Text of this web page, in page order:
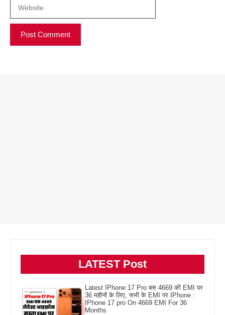
LATEST Post
Latest IPhone 17 Pro बस 4669 की EMI पर
36 महीनों के लिए, सभी के EMI पर IPhone :
IPhone 17 pro On 4669 EMI For 36
Months